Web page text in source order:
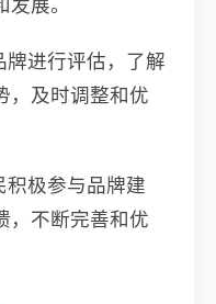
进行评估，了解
，及时调整和优
极参与品牌建
，不断完善和优